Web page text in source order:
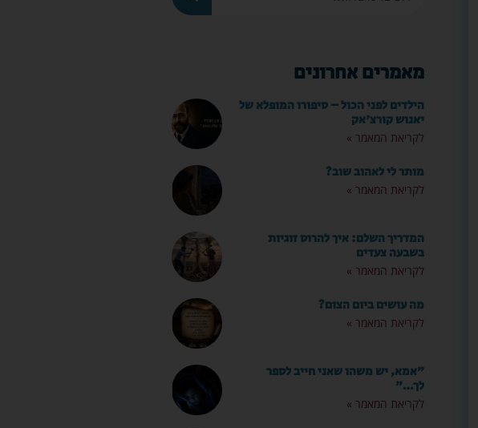
מאמרים אחרונים
הילדים לפני הכול – סיפורו המופלא של
יאנוש קורצ'אק
לקריאת המאמר »
מותר לי לאהוב שוב?
לקריאת המאמר »
המדריך השלם: איך להרוס זוגיות
בשבעה צעדים
לקריאת המאמר »
מה עושים ביום הצום?
לקריאת המאמר »
"אמא, יש משהו שאני חייב לספר
לך…"
לקריאת המאמר »